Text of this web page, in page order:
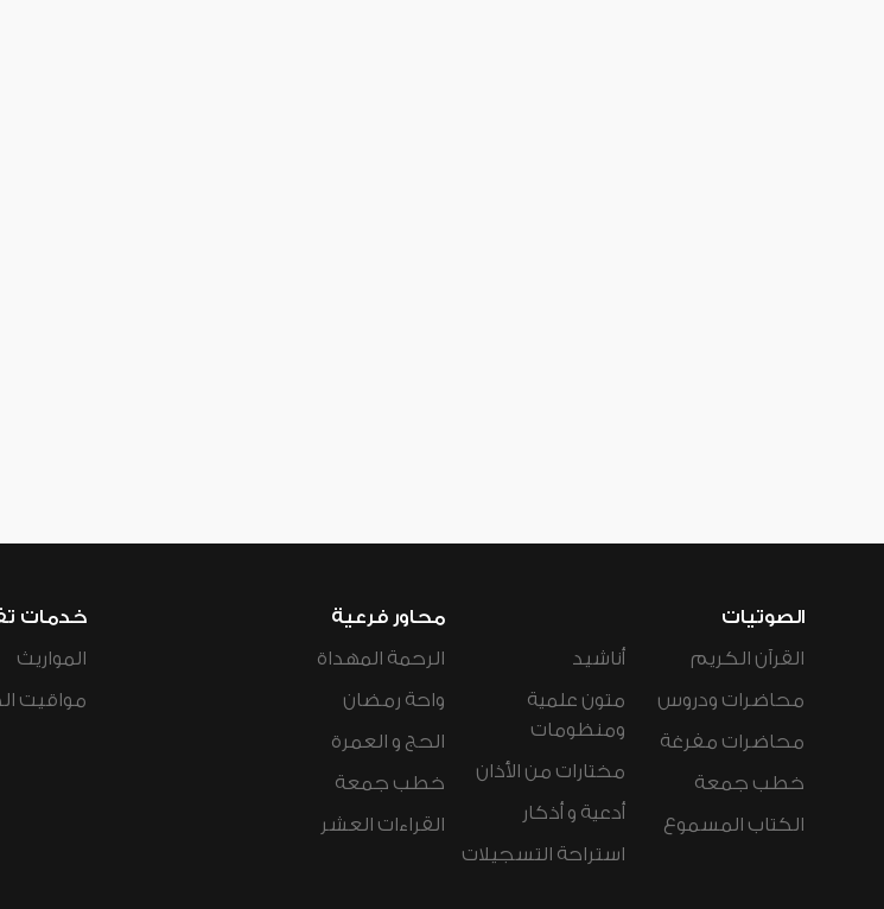
الصوتيات
القرآن الكريم
محاضرات ودروس
محاضرات مفرغة
خطب جمعة
الكتاب المسموع
أناشيد
متون علمية
ومنظومات
مختارات من الأذان
أدعية و أذكار
استراحة التسجيلات
محاور فرعية
الرحمة المهداة
واحة رمضان
الحج و العمرة
خطب جمعة
القراءات العشر
خدمات
المواريث
مواقيت